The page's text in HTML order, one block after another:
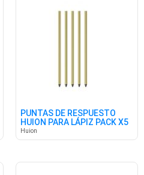
PUNTAS DE RESPUESTO
HUION PARA LÁPIZ PACK X5
Huion